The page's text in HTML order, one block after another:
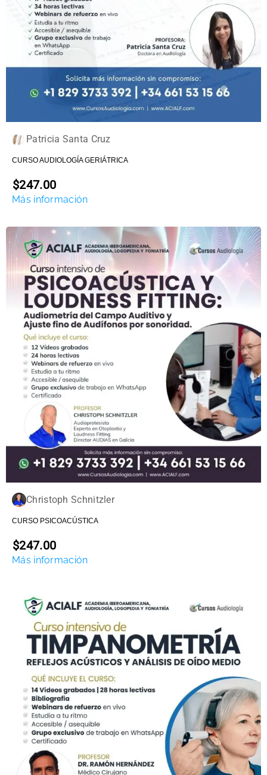
Patricia Santa Cruz
CURSO AUDIOLOGÍA GERIÁTRICA
$247.00
Más información
Christoph Schnitzler
CURSO PSICOACÚSTICA
$247.00
Más información